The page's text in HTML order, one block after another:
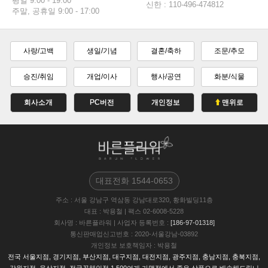
주말, 공휴일 9:00 - 17:00
신한 : 110-496-474812
사랑/고백 생일/기념 결혼/축하 조문/추모
승진/취임 개업/이사 행사/공연 화분/식물
회사소개 PC버전 개인정보 맨위로
대표전화1544-0653
주소 : 서울 강남구 역삼동 강남대로320, 황화빌딩11층
대표 : 박용철 | 팩스 02-6008-5228
회사명 : 바른플라워 | 사업자 등록번호 : [186-97-01318]
통신판매업신고번호 : 2020-서울강남-03892
개인정보 보호책임자 : 박용철
전국 서울지점, 경기지점, 부산지점, 대구지점, 대전지점, 광주지점, 충남지점, 충북지점,